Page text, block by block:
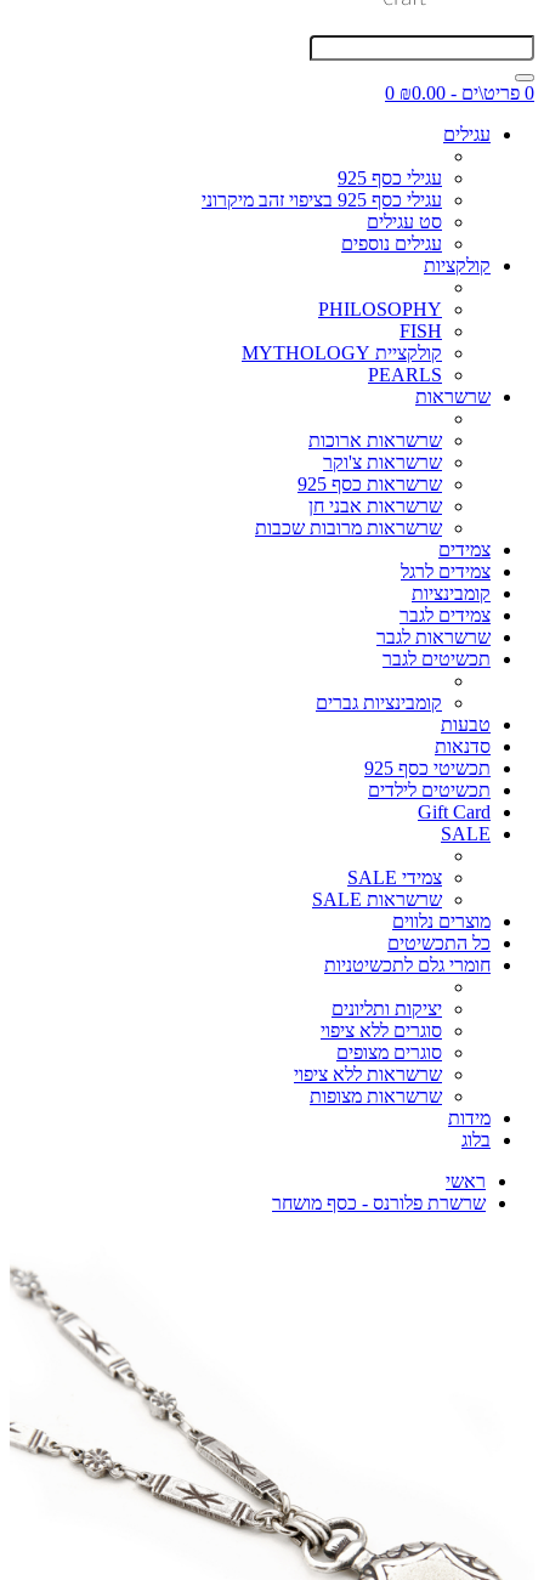
0 פריט\ים - ₪0.00
0
עגילים
עגילי כסף 925
עגילי כסף 925 בציפוי זהב מיקרוני
סט עגילים
עגילים נוספים
קולקציות
PHILOSOPHY
FISH
קולקציית MYTHOLOGY
PEARLS
שרשראות
שרשראות ארוכות
שרשראות צ'וקר
שרשראות כסף 925
שרשראות אבני חן
שרשראות מרובות שכבות
צמידים
צמידים לרגל
קומבינציות
צמידים לגבר
שרשראות לגבר
תכשיטים לגבר
קומבינציות גברים
טבעות
סדנאות
תכשיטי כסף 925
תכשיטים לילדים
Gift Card
SALE
צמידי SALE
שרשראות SALE
מוצרים נלווים
כל התכשיטים
חומרי גלם לתכשיטניות
יציקות ותליונים
סוגרים ללא ציפוי
סוגרים מצופים
שרשראות ללא ציפוי
שרשראות מצופות
מידות
בלוג
ראשי
שרשרת פלורנס - כסף מושחר